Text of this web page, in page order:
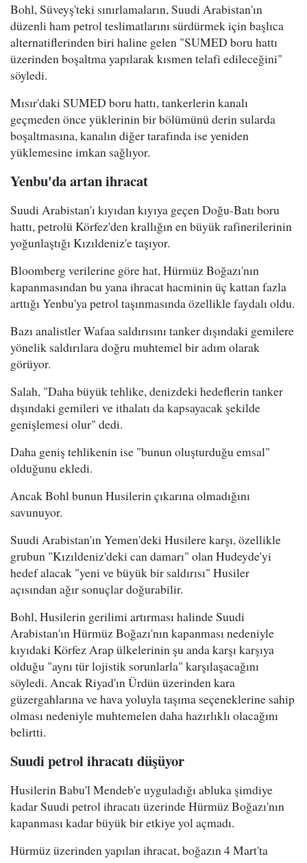
Bohl, Süveyş'teki sınırlamaların, Suudi Arabistan'ın
düzenli ham petrol teslimatlarını sürdürmek için başlıca
alternatiflerinden biri haline gelen "SUMED boru hattı
üzerinden boşaltma yapılarak kısmen telafi edileceğini"
söyledi.
Mısır'daki SUMED boru hattı, tankerlerin kanalı
geçmeden önce yüklerinin bir bölümünü derin sularda
boşaltmasına, kanalın diğer tarafında ise yeniden
yüklemesine imkan sağlıyor.
Yenbu'da artan ihracat
Suudi Arabistan'ı kıyıdan kıyıya geçen Doğu-Batı boru
hattı, petrolü Körfez'den krallığın en büyük rafinerilerinin
yoğunlaştığı Kızıldeniz'e taşıyor.
Bloomberg verilerine göre hat, Hürmüz Boğazı'nın
kapanmasından bu yana ihracat hacminin üç kattan fazla
arttığı Yenbu'ya petrol taşınmasında özellikle faydalı oldu.
Bazı analistler Wafaa saldırısını tanker dışındaki gemilere
yönelik saldırılara doğru muhtemel bir adım olarak
görüyor.
Salah, "Daha büyük tehlike, denizdeki hedeflerin tanker
dışındaki gemileri ve ithalatı da kapsayacak şekilde
genişlemesi olur" dedi.
Daha geniş tehlikenin ise "bunun oluşturduğu emsal"
olduğunu ekledi.
Ancak Bohl bunun Husilerin çıkarına olmadığını
savunuyor.
Suudi Arabistan'ın Yemen'deki Husilere karşı, özellikle
grubun "Kızıldeniz'deki can damarı" olan Hudeyde'yi
hedef alacak "yeni ve büyük bir saldırısı" Husiler
açısından ağır sonuçlar doğurabilir.
Bohl, Husilerin gerilimi artırması halinde Suudi
Arabistan'ın Hürmüz Boğazı'nın kapanması nedeniyle
kıyıdaki Körfez Arap ülkelerinin şu anda karşı karşıya
olduğu "aynı tür lojistik sorunlarla" karşılaşacağını
söyledi. Ancak Riyad'ın Ürdün üzerinden kara
güzergahlarına ve hava yoluyla taşıma seçeneklerine sahip
olması nedeniyle muhtemelen daha hazırlıklı olacağını
belirtti.
Suudi petrol ihracatı düşüyor
Husilerin Babu'l Mendeb'e uyguladığı abluka şimdiye
kadar Suudi petrol ihracatı üzerinde Hürmüz Boğazı'nın
kapanması kadar büyük bir etkiye yol açmadı.
Hürmüz üzerinden yapılan ihracat, boğazın 4 Mart'ta